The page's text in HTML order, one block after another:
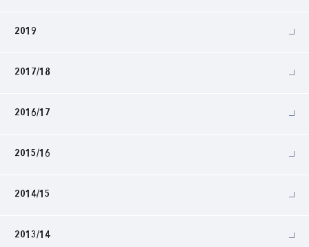
2019
2017/18
2016/17
2015/16
2014/15
2013/14